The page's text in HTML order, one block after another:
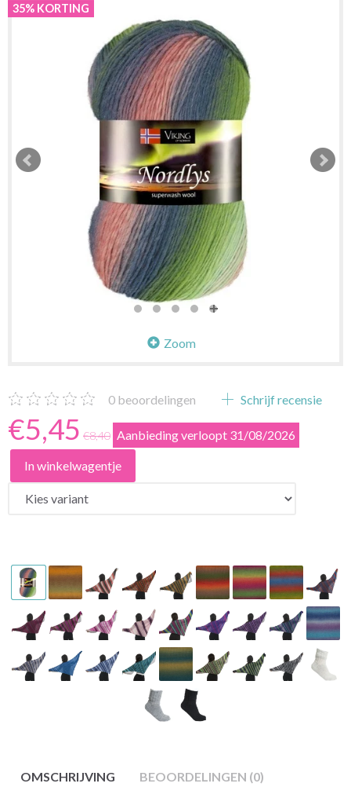
35% KORTING
Zoom
0 beoordelingen Schrijf recensie
€5,45 €8,40 Aanbieding verloopt 31/08/2026
In winkelwagentje
OMSCHRIJVING BEOORDELINGEN (0)